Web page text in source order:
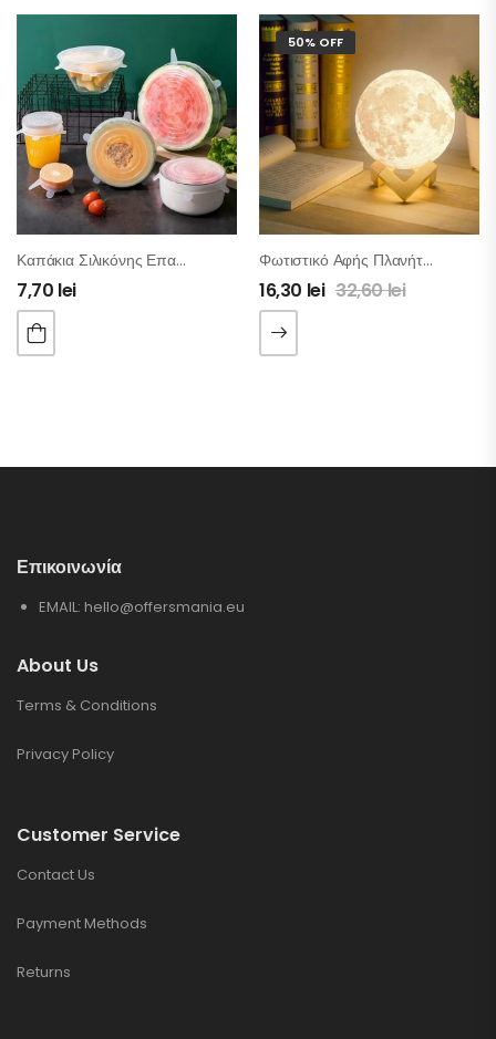
Καπάκια Σιλικόνης Επαναχρησιμοποιούμενα – Σετ 6 Τμχ
7,70 lei
50% OFF
Φωτιστικό Αφής Πλανήτης
16,30 lei 32,60lei
Επικοινωνία
EMAIL: hello@offersmania.eu
About Us
Terms & Conditions
Privacy Policy
Customer Service
Contact Us
Payment Methods
Returns